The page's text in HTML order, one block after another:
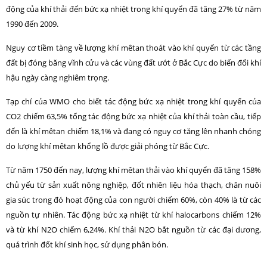
động của khí thải đến bức xạ nhiệt trong khí quyển đã tăng 27% từ năm
1990 đến 2009.
Nguy cơ tiềm tàng về lượng khí mêtan thoát vào khí quyển từ các tầng
đất bị đóng băng vĩnh cửu và các vùng đất ướt ở Bắc Cực do biến đổi khí
hậu ngày càng nghiêm trọng.
Tạp chí của WMO cho biết tác động bức xạ nhiệt trong khí quyển của
CO2 chiếm 63,5% tổng tác động bức xạ nhiệt của khí thải toàn cầu, tiếp
đến là khí mêtan chiếm 18,1% và đang có nguy cơ tăng lên nhanh chóng
do lượng khí mêtan khổng lồ được giải phóng từ Bắc Cực.
Từ năm 1750 đến nay, lượng khí mêtan thải vào khí quyển đã tăng 158%
chủ yếu từ sản xuất nông nghiệp, đốt nhiên liệu hóa thạch, chăn nuôi
gia súc trong đó hoạt động của con người chiếm 60%, còn 40% là từ các
nguồn tự nhiên. Tác động bức xạ nhiệt từ khí halocarbons chiếm 12%
và từ khí N2O chiếm 6,24%. Khí thải N2O bắt nguồn từ các đại dương,
quá trình đốt khí sinh học, sử dụng phân bón.